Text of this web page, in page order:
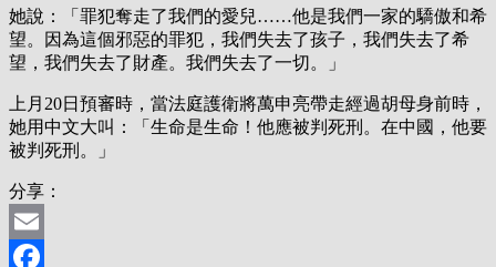
她說：「罪犯奪走了我們的愛兒……他是我們一家的驕傲和希
望。因為這個邪惡的罪犯，我們失去了孩子，我們失去了希
望，我們失去了財產。我們失去了一切。」
上月20日預審時，當法庭護衛將萬申亮帶走經過胡母身前時，
她用中文大叫：「生命是生命！他應被判死刑。在中國，他要
被判死刑。」
分享：
Email